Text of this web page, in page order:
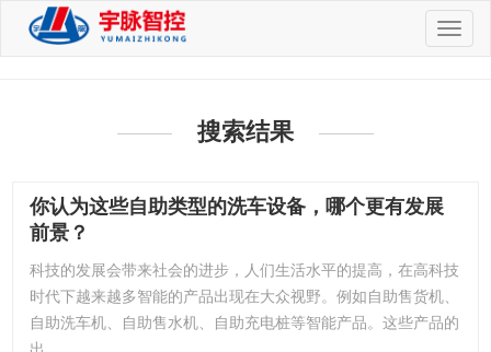
切
换
搜索结果
你认为这些自助类型的洗车设备，哪个更有发展
前景？
科技的发展会带来社会的进步，人们生活水平的提高，在高科技
时代下越来越多智能的产品出现在大众视野。例如自助售货机、
自助洗车机、自助售水机、自助充电桩等智能产品。这些产品的